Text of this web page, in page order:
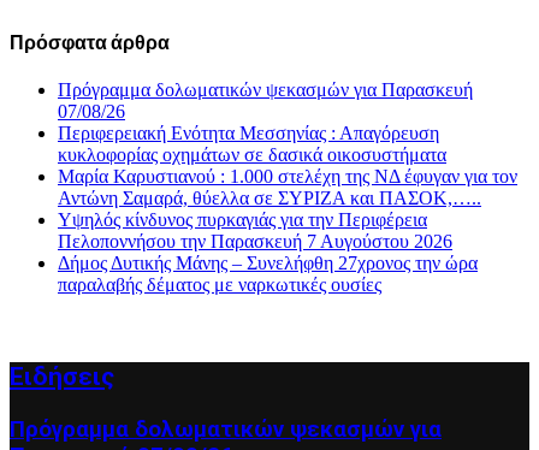
Πρόσφατα άρθρα
Πρόγραμμα δολωματικών ψεκασμών για Παρασκευή
07/08/26
Περιφερειακή Ενότητα Μεσσηνίας : Απαγόρευση
κυκλοφορίας οχημάτων σε δασικά οικοσυστήματα
Μαρία Καρυστιανού : 1.000 στελέχη της ΝΔ έφυγαν για τον
Αντώνη Σαμαρά, θύελλα σε ΣΥΡΙΖΑ και ΠΑΣΟΚ,…..
Υψηλός κίνδυνος πυρκαγιάς για την Περιφέρεια
Πελοποννήσου την Παρασκευή 7 Αυγούστου 2026
Δήμος Δυτικής Μάνης – Συνελήφθη 27χρονος την ώρα
παραλαβής δέματος με ναρκωτικές ουσίες
Ειδήσεις
Πρόγραμμα δολωματικών ψεκασμών για